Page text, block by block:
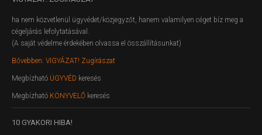
ha nem közvetlenül ügyvédet/közjegyzőt, hanem valamilyen céget bíz meg a
cégeljárás lefolytatásával.
(A saját védelme érdekében olvassa el összállításunkat)
Bővebben: VIGYÁZAT! Zugírászat
Megbízható ÜGYVÉD keresés
Megbízható KÖNYVELŐ keresés
10 GYAKORI HIBA!